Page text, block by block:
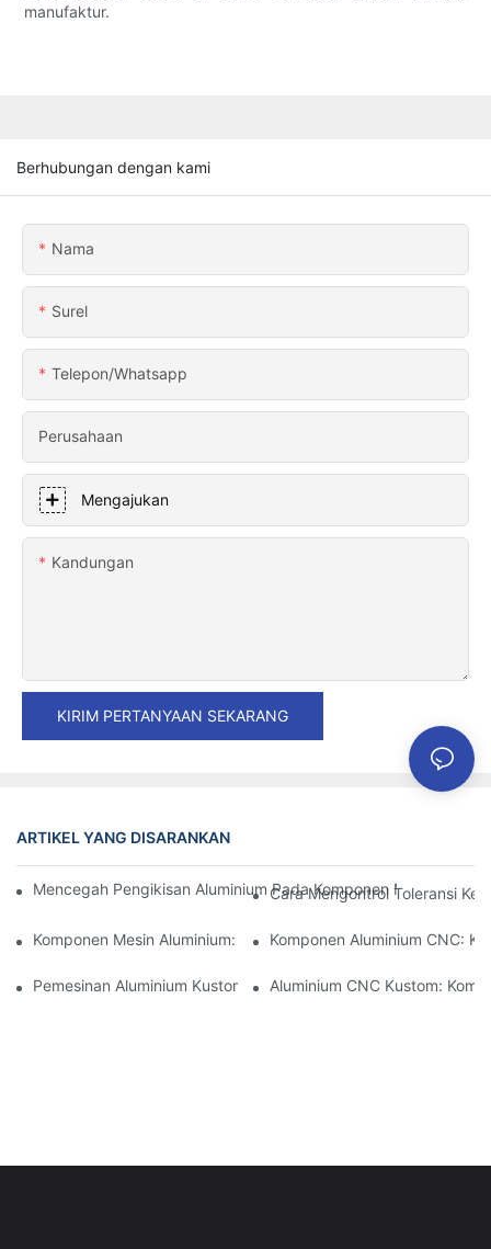
manufaktur.
Berhubungan dengan kami
Nama
Surel
Telepon/whatsapp
Perusahaan
Mengajukan
Kandungan
KIRIM PERTANYAAN SEKARANG
ARTIKEL YANG DISARANKAN
Mencegah Pengikisan Aluminium Pada Komponen Mesin
Cara Mengontrol Toleransi
Komponen Mesin Aluminium: Kustomisasi Untuk Pasar Niche
Komponen Aluminium CNC:
Pemesinan Aluminium Kustom: Menjelajahi Inovasi Industri
Aluminium CNC Kustom: